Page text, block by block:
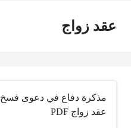
عقد زواج
مذكرة دفاع في دعوى فسخ
عقد زواج PDF